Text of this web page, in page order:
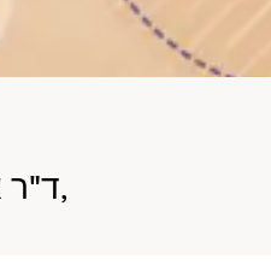
ד"ר אורן טנא - מנהל המרפאה לבריאות הנפש וסגן מנהל המערך הפסיכיאטרי,